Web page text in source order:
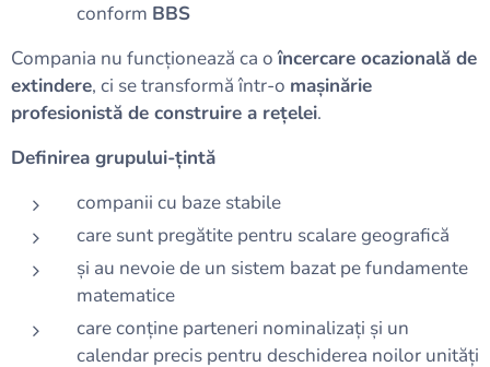
conform BBS
Compania nu funcționează ca oîncercare ocazională de
extindere, ci se transformă într-o mașinărie
profesionistă de construire a rețelei.
Definirea grupului-țintă
companii cu baze stabile
care sunt pregătite pentru scalare geografică
și au nevoie de un sistem bazat pe fundamente
matematice
care conține parteneri nominalizați și un
calendar precis pentru deschiderea noilor unități